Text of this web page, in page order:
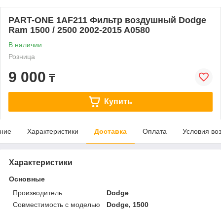
PART-ONE 1AF211 Фильтр воздушный Dodge
Ram 1500 / 2500 2002-2015 A0580
В наличии
Розница
9 000 ₸
Купить
Характеристики Доставка Оплата Условия
Характеристики
Основные
Производитель
Dodge
Совместимость с моделью
Dodge, 1500